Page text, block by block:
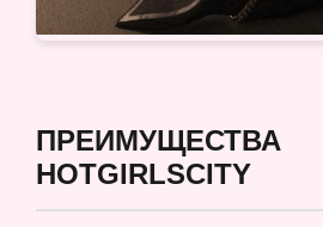
ПРЕИМУЩЕСТВА
HOTGIRLSCITY